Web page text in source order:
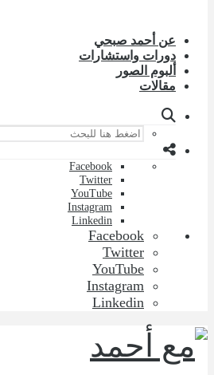
عن أحمد صبحي
دورات واستشارات
ألبوم الصور
مقالات
Facebook
Twitter
YouTube
Instagram
Linkedin
Facebook
Twitter
YouTube
Instagram
Linkedin